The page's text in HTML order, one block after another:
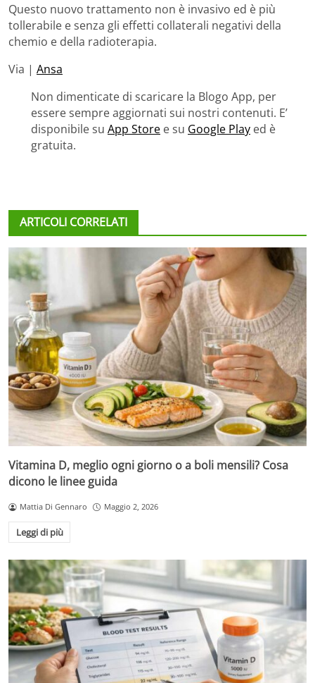
Questo nuovo trattamento non è invasivo ed è più
tollerabile e senza gli effetti collaterali negativi della
chemio e della radioterapia.
Via | Ansa
Non dimenticate di scaricare la Blogo App, per
essere sempre aggiornati sui nostri contenuti. E’
disponibile su App Store e su Google Play ed è
gratuita.
ARTICOLI CORRELATI
Vitamina D, meglio ogni giorno o a boli mensili? Cosa
dicono le linee guida
Mattia Di Gennaro Maggio 2, 2026
Leggi di più